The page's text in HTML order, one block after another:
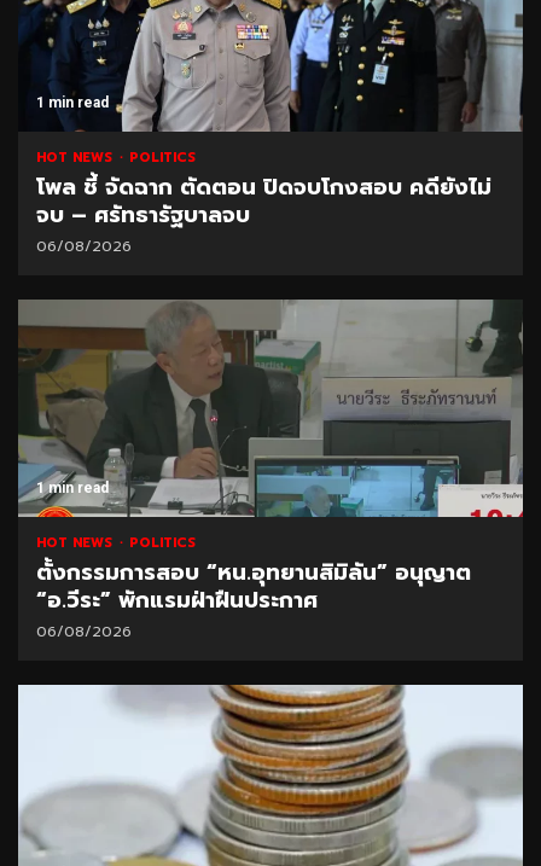
1 min read
HOT NEWS POLITICS
โพล ชี้ จัดฉาก ตัดตอน ปิดจบโกงสอบ คดียังไม่
จบ – ศรัทธารัฐบาลจบ
06/08/2026
1 min read
HOT NEWS POLITICS
ตั้งกรรมการสอบ “หน.อุทยานสิมิลัน” อนุญาต
“อ.วีระ” พักแรมฝ่าฝืนประกาศ
06/08/2026